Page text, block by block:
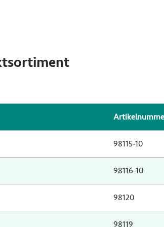
98115-10
98116-10
98120
98119